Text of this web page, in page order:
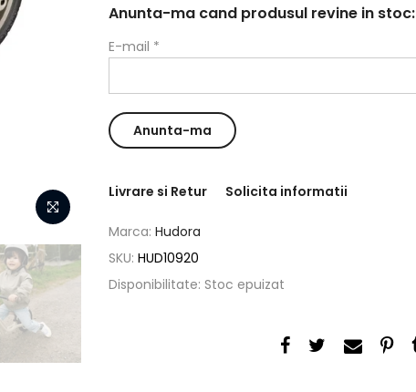
Anunta-ma cand produsul revine in stoc:
E-mail *
Livrare si Retur Solicita informatii
Marca: Hudora
SKU: HUD10920
Disponibilitate: Stoc epuizat